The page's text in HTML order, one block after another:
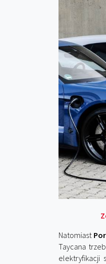
Natomiast
Taycana
elektryfikacji